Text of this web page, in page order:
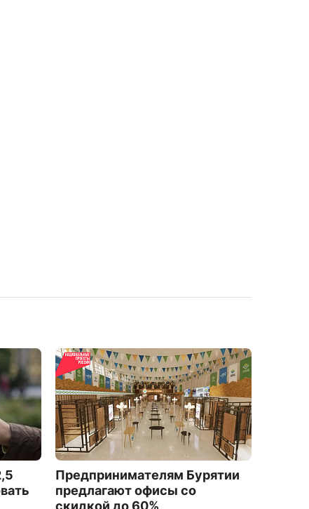
Предпринимателям Бурятии
предлагают офисы со